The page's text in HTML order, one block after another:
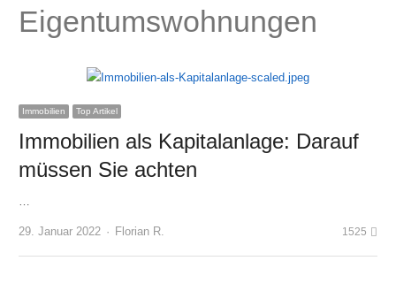
Eigentumswohnungen
Immobilien Top Artikel
Immobilien als Kapitalanlage: Darauf
müssen Sie achten
…
29. Januar 2022 Author
Florian R. 1525